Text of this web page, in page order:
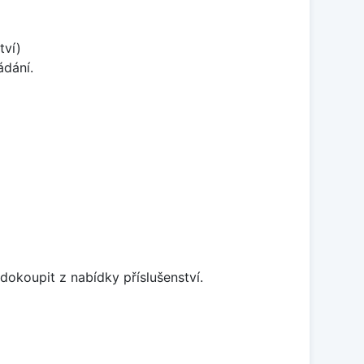
z nabídky příslušenství.